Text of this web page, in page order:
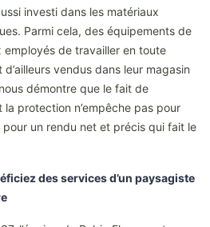
investi dans les matériaux
Parmi cela, des équipements de
de travailler en toute
vendus dans leur magasin
démontre que le fait de
protection n’empêche pas pour
un rendu net et précis qui fait le
des services d’un paysagiste